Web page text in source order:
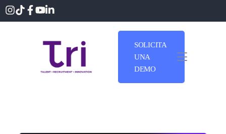
SOLICITA
UNA
DEMO